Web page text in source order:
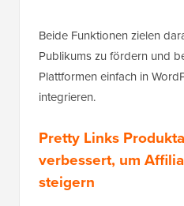
Beide Funktionen zielen
Publikums zu fördern und
Plattformen einfach in
integrieren.
Pretty Links
verbessert, um
steigern